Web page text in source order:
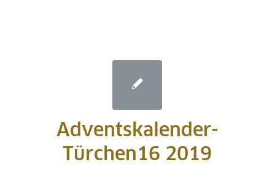
Adventskalender-
Türchen16 2019